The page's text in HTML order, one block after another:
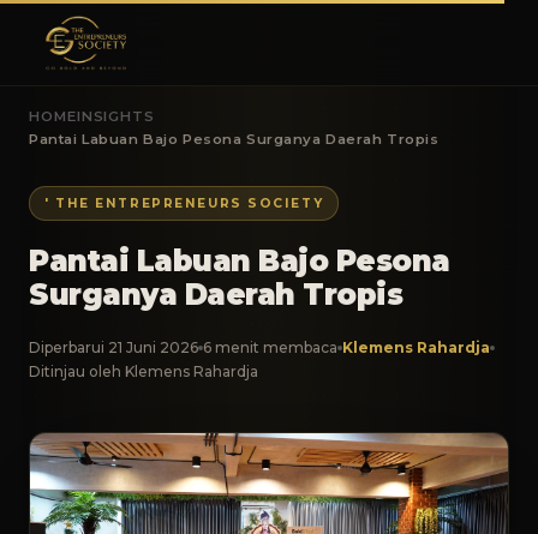
HOMEINSIGHTS
Pantai Labuan Bajo Pesona Surganya Daerah Tropis
' THE ENTREPRENEURS SOCIETY
Pantai Labuan Bajo Pesona
Surganya Daerah Tropis
Diperbarui 21 Juni 2026 6 menit membaca Klemens Rahardja
Ditinjau oleh Klemens Rahardja